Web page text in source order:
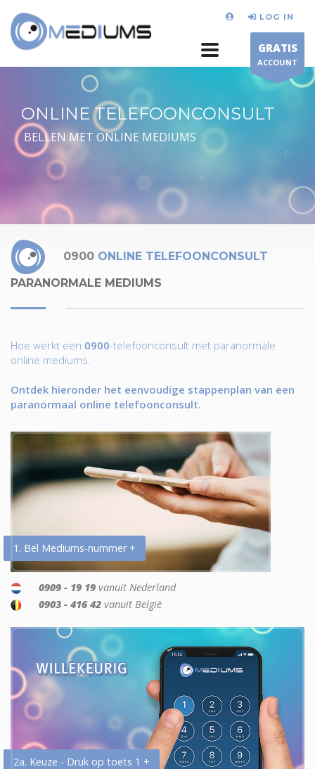
LOG IN
GRATIS
ACCOUNT
ONLINE TELEFOONCONSULT
BELLEN MET ONLINE MEDIUMS
0900 ONLINE TELEFOONCONSULT
PARANORMALE MEDIUMS
Hoe werkt een 0900-telefoonconsult met paranormale
online mediums.
Ontdek hieronder het eenvoudige stappenplan van een
paranormaal online telefoonconsult.
1. Bel Mediums-nummer +
0909 - 19 19 vanuit Nederland
0903 - 416 42 vanuit België
2a. Keuze - Druk op toets 1 +